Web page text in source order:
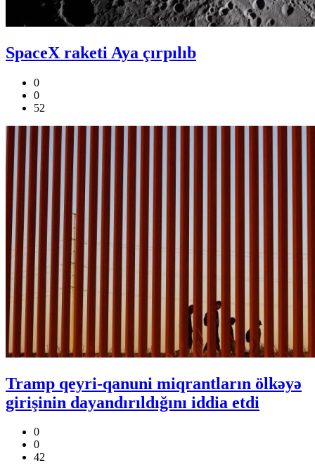
SpaceX raketi Aya çırpılıb
0
0
52
Tramp qeyri-qanuni miqrantların ölkəyə
girişinin dayandırıldığını iddia etdi
0
0
42